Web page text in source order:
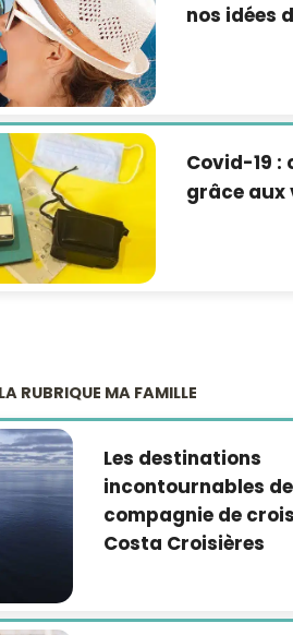
nos idées
Covid-19 :
grâce aux
RUBRIQUE MA FAMILLE
Les destinations
incontournables
compagnie de
Costa Croisières